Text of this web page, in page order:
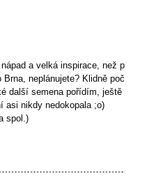
a velká inspirace, než
neplánujete? Klidně
další semena pořídím, ještě že
asi nikdy nedokopala ;o)
spol.)